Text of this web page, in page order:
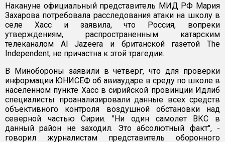
Накануне официальный представитель МИД РФ Мария
Захарова потребовала расследования атаки на школу в
селе Хасс и заявила, что Россия, вопреки
утверждениям, распространенным катарским
телеканалом Al Jazeera и британской газетой The
Independent, не причастна к этой трагедии.
В Минобороны заявили в четверг, что для проверки
информации ЮНИСЕФ об авиаударе в среду по школе в
населенном пункте Хасс в сирийской провинции Идлиб
специалисты проанализировали данные всех средств
объективного контроля воздушной обстановки над
северной частью Сирии. "Ни один самолет ВКС в
данный район не заходил. Это абсолютный факт", -
говорил журналистам представитель оборонного